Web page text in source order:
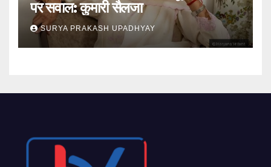
पर सवाल: कुमारी सैलजा
SURYA PRAKASH UPADHYAY